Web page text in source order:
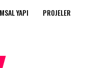
YAPI PROJELER